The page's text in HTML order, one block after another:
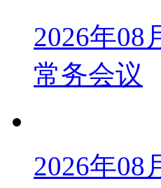
2026年08
常务会议
2026年08